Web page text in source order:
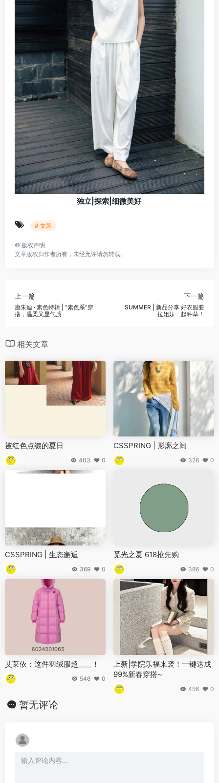
独立|探索|细微美好
# 女装
© 版权声明
文章版权归作者所有，未经允许请勿转载。
上一篇
唐朱迪 · 素色特辑 | “素色系”穿
搭，温柔又显气质
下一篇
SUMMER | 新品分享 好衣服要
拉姐妹一起种草！
相关文章
被红色点缀的夏日
403 0
CSSPRING | 形廓之间
326 0
CSSPRING | 生态邂逅
369 0
觅光之夏 618抢先购
386 0
艾莱依：这件羽绒服超____！
546 0
上新|学院乐福来袭！一键达成
99%新春穿搭~
456 0
暂无评论